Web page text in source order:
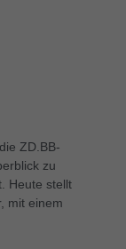
ZD.BB-
zu
Heute stellt
mit einem